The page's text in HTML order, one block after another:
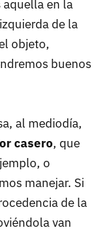
aquella en la
de la
objeto,
buenos
al mediodía,
casero, que
o
manejar. Si
de la
van